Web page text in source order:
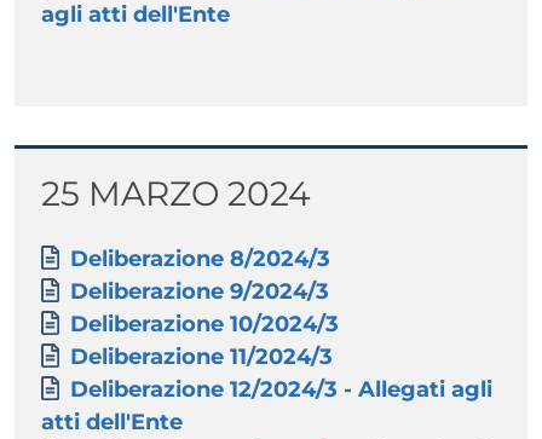
agli atti dell'Ente
Titolo
25 MARZO 2024
Paragrafo
Allegati
Documento
Deliberazione 8/2024/3
Documento
Deliberazione 9/2024/3
Documento
Deliberazione 10/2024/3
Documento
Deliberazione 11/2024/3
Documento
Deliberazione 12/2024/3 - Allegati agli
atti dell'Ente